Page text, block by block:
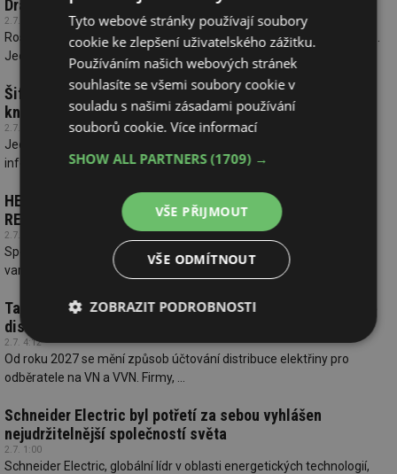
Dražší izolace? Plechová krytina nyní pomůže ušetřit
2.7. 05:23
Rostoucí ceny stavebních materiálů komplikují rozpočty stavebníků.
Jednou z cest k úsporám je ...
Šifrovací telefon - bezpečné telefonní hovory a ochrana
know-how
2.7. 4:26
Jedním z klíčových prvků při podnikání je ochrana důležitých
informací před možným únikem ...
HEXONIC představuje deskové výměníky JAG s deskami
REEFLOW pro náročná média
2.7. 4:18
Společnost HEXONIC rozšiřuje řadu deskových výměníků JAG o
variantu REEFLOW, určenou pro ...
Tarifní reforma 2027: Jedna čtvrthodina rozhodne o ceně
distribuce
2.7. 4:12
Od roku 2027 se mění způsob účtování distribuce elektřiny pro
odběratele na VN a VVN. Firmy, ...
Schneider Electric byl potřetí za sebou vyhlášen
nejudržitelnější společností světa
2.7. 1:00
Schneider Electric, globální lídr v oblasti energetických technologií,
Tyto webové stránky používají soubory
cookie ke zlepšení uživatelského zážitku.
Používáním našich webových stránek
souhlasíte se všemi soubory cookie v
souladu s našimi zásadami používání
souborů cookie.Více informací
SHOW ALL PARTNERS(1709) →
VŠE PŘIJMOUT
VŠE ODMÍTNOUT
ZOBRAZIT PODROBNOSTI
Nezbytně
nutné
soubory
Výkonové
soubory
Soubory
cílení
Funkční soubory
Nezařazené
soubory